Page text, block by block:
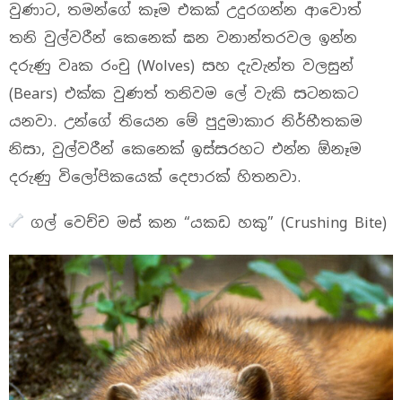
වුණාට, තමන්ගේ කෑම එකක් උදුරගන්න ආවොත්
තනි වුල්වරීන් කෙනෙක් ඝන වනාන්තරවල ඉන්න
දරුණු වෘක රංචු (Wolves) සහ දැවැන්ත වලසුන්
(Bears) එක්ක වුණත් තනිවම ලේ වැකි සටනකට
යනවා. උන්ගේ තියෙන මේ පුදුමාකාර නිර්භීතකම
නිසා, වුල්වරීන් කෙනෙක් ඉස්සරහට එන්න ඕනෑම
දරුණු විලෝපිකයෙක් දෙපාරක් හිතනවා.
ගල් වෙච්ච මස් කන “යකඩ හකු” (Crushing Bite)